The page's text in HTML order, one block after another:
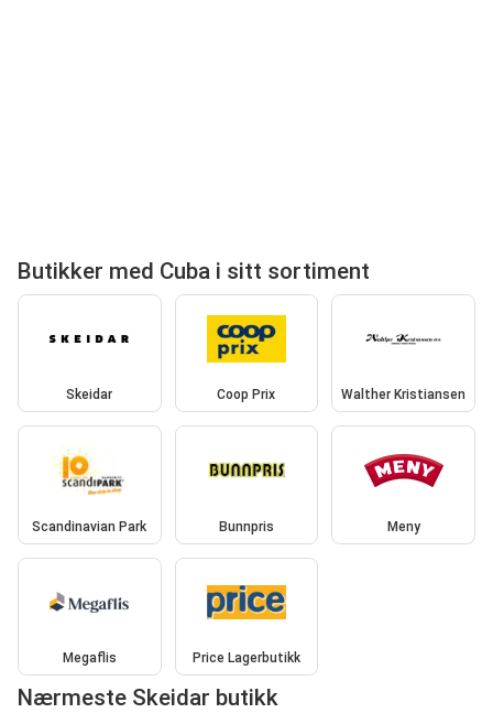
Butikker med Cuba i sitt sortiment
Skeidar Coop Prix Walther Kristiansen
Scandinavian Park Bunnpris Meny
Megaflis Price Lagerbutikk
Nærmeste Skeidar butikk